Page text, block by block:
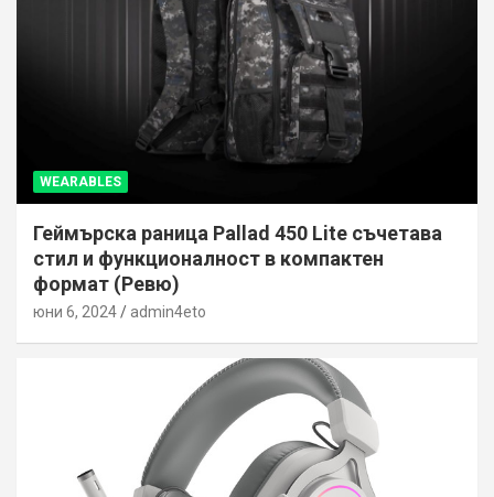
WEARABLES
Геймърска раница Pallad 450 Lite съчетава
стил и функционалност в компактен
формат (Ревю)
юни 6, 2024 admin4eto